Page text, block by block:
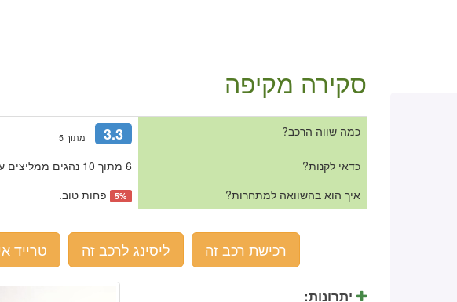
סקירה מקיפה
כמה שווה הרכב? 3.3 מתוך 5
כדאי לקנות?
6 מתוך 10 נהגים ממליצים על הרכב.
איך הוא בהשוואה למתחרות?
5% פחות טוב.
רכישת רכב זה ליסינג לרכב זה טרייד
יתרונות: